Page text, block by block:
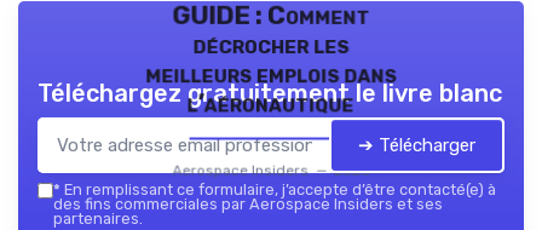
GUIDE : Comment
décrocher les
meilleurs emplois dans
l’aéronautique
Aerospace Insiders — 2026
Téléchargez gratuitement le livre blanc
➔ Télécharger
* En remplissant ce formulaire, j’accepte d’être contacté(e) à
des fins commerciales par Aerospace Insiders et ses
partenaires.